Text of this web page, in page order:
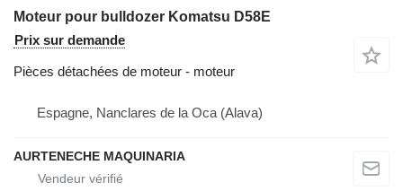
Moteur pour bulldozer Komatsu D58E
Prix sur demande
Pièces détachées de moteur - moteur
Espagne, Nanclares de la Oca (Alava)
AURTENECHE MAQUINARIA